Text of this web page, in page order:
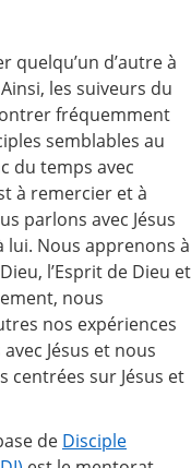
quelqu’un d’autre à
les suiveurs du
fréquemment
semblables au
du temps avec
à remercier et à
parlons avec Jésus
lui. Nous apprenons à
l’Esprit de Dieu et
nous
nos expériences
Jésus et nous
centrées sur Jésus et
de Disciple